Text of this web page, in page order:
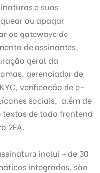
e suas
ou apagar
os gateways de
de assinantes,
geral da
gerenciador de
verificação de e-
sociais, além de
textos de todo frontend
2FA.
inclui + de 30
integrados, são